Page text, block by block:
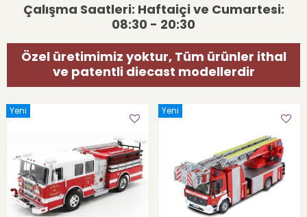
Çalışma Saatleri: Haftaiçi ve Cumartesi:
08:30 - 20:30
Özel üretimimiz yoktur, Tüm ürünler ithal
ve patentli diecast modellerdir
Yeni Yeni